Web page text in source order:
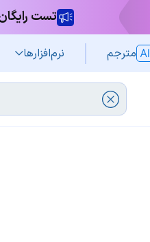
تست
مترجم نرم‌افزار‌ها